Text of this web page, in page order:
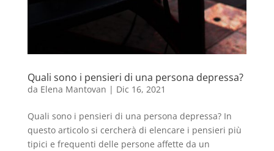
Quali sono i pensieri di una persona depressa?
da Elena Mantovan | Dic 16, 2021
Quali sono i pensieri di una persona depressa? In
questo articolo si cercherà di elencare i pensieri più
tipici e frequenti delle persone affette da un